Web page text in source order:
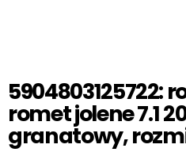
5904803125722:
romet jolene 7.1
granatowy,